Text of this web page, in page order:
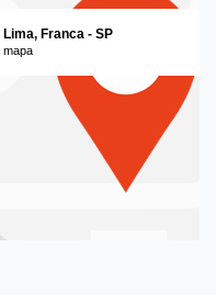
Franca - SP
mapa